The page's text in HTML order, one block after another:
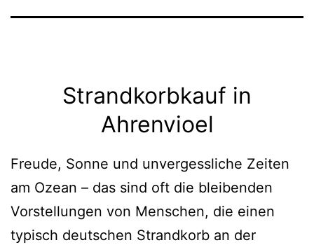
Strandkorbkauf in
Ahrenvioel
Freude, Sonne und unvergessliche Zeiten
am Ozean – das sind oft die bleibenden
Vorstellungen von Menschen, die einen
typisch deutschen Strandkorb an der